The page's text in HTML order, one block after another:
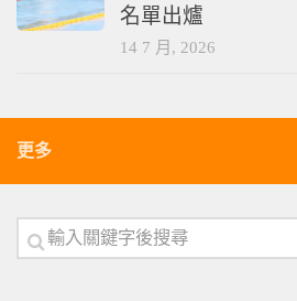
名單出爐
14 7 月, 2026
更多